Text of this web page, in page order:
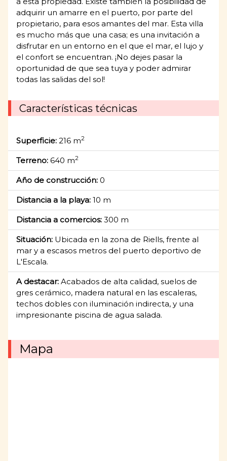
adquirir un amarre en el puerto, por parte del
propietario, para esos amantes del mar. Esta villa
es mucho más que una casa; es una invitación a
disfrutar en un entorno en el que el mar, el lujo y
el confort se encuentran. ¡No dejes pasar la
oportunidad de que sea tuya y poder admirar
todas las salidas del sol!
Características técnicas
Superficie: 216 m2
Terreno: 640 m2
Año de construcción: 0
Distancia a la playa: 10 m
Distancia a comercios: 300 m
Situación: Ubicada en la zona de Riells, frente al
mar y a escasos metros del puerto deportivo de
L'Escala.
A destacar: Acabados de alta calidad, suelos de
gres cerámico, madera natural en las escaleras,
techos dobles con iluminación indirecta, y una
impresionante piscina de agua salada.
Mapa